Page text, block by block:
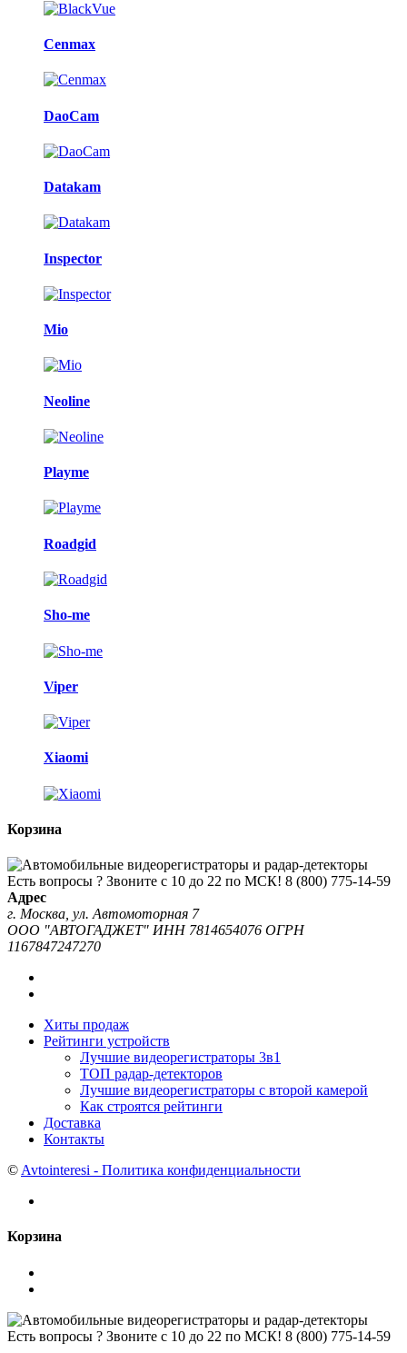
Cenmax
DaoCam
Datakam
Inspector
Mio
Neoline
Playme
Roadgid
Sho-me
Viper
Xiaomi
Корзина
Есть вопросы ? Звоните с 10 до 22 по МСК! 8 (800) 775-14-59
Адрес
г. Москва, ул. Автомоторная 7
ООО "АВТОГАДЖЕТ" ИНН 7814654076 ОГРН
1167847247270
Хиты продаж
Рейтинги устройств
Лучшие видеорегистраторы 3в1
ТОП радар-детекторов
Лучшие видеорегистраторы с второй камерой
Как строятся рейтинги
Доставка
Контакты
© Avtointeresi - Политика конфиденциальности
Корзина
Есть вопросы ? Звоните с 10 до 22 по МСК! 8 (800) 775-14-59